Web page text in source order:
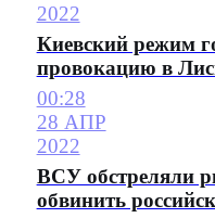
2022
Киевский режим
провокацию в
00:28
28 АПР
2022
ВСУ обстреляли
обвинить